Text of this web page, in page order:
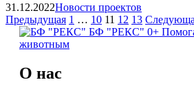
31.12.2022Категории
Новости проектов
Навигация
по
ПредыдущаяСтраница
Страница
1 … Страница
10 Страница
11 Страница
12 Страница
13
БФ "РЕКС" 0+
животным
О нас